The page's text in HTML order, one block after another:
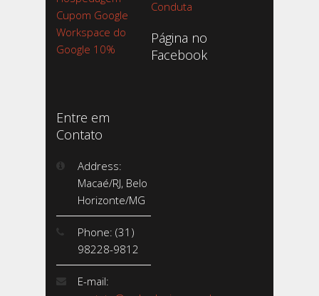
Cupom Google
Workspace do
Google 10%
Conduta
Página no
Facebook
Entre em
Contato
Address:
Macaé/RJ, Belo
Horizonte/MG
Phone: (31)
98228-9812
E-mail: